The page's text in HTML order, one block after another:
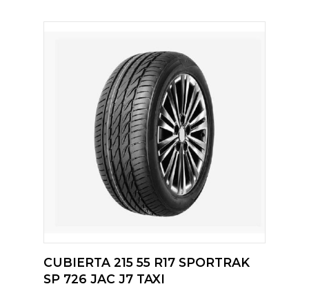
CUBIERTA 215 55 R17 SPORTRAK
SP 726 JAC J7 TAXI